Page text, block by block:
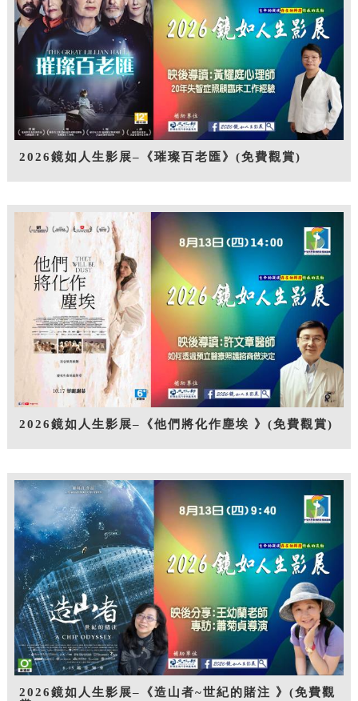
2026鏡如人生影展–《璀璨百老匯》(免費觀賞)
2026鏡如人生影展–《他們將化作塵埃 》(免費觀賞)
2026鏡如人生影展–《造山者~世紀的賭注 》(免費觀